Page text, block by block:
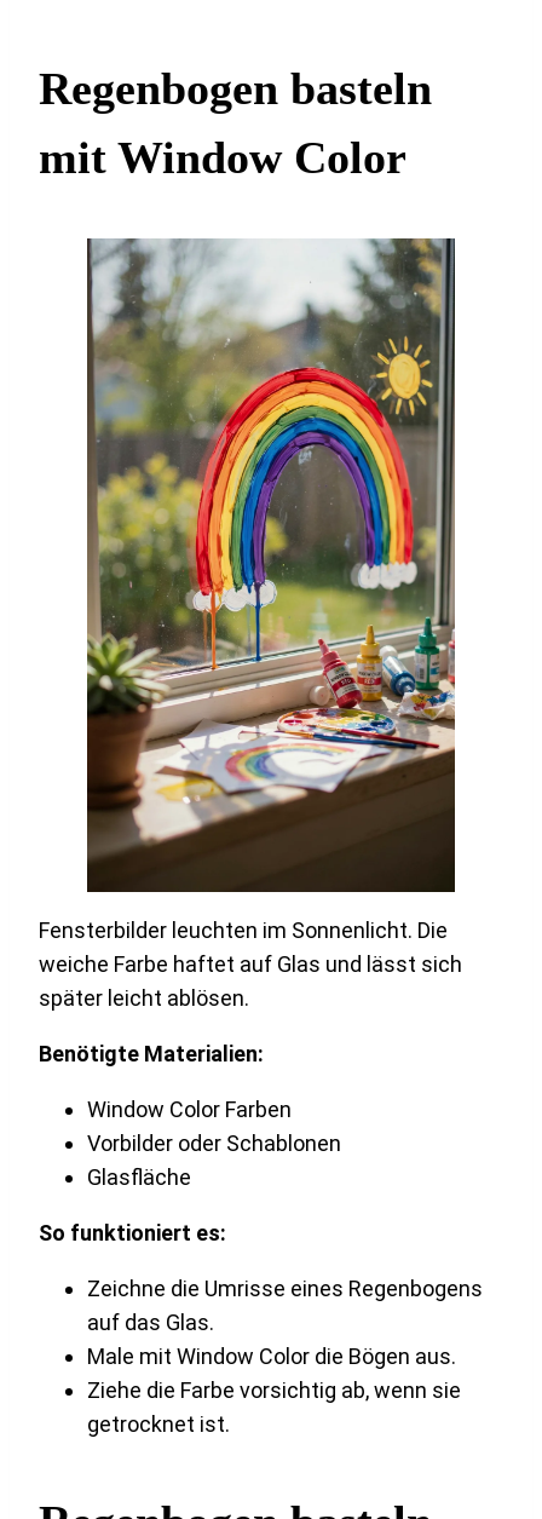
Regenbogen basteln
mit Window Color
Fensterbilder leuchten im Sonnenlicht. Die
weiche Farbe haftet auf Glas und lässt sich
später leicht ablösen.
Benötigte Materialien:
Window Color Farben
Vorbilder oder Schablonen
Glasfläche
So funktioniert es:
Zeichne die Umrisse eines Regenbogens
auf das Glas.
Male mit Window Color die Bögen aus.
Ziehe die Farbe vorsichtig ab, wenn sie
getrocknet ist.